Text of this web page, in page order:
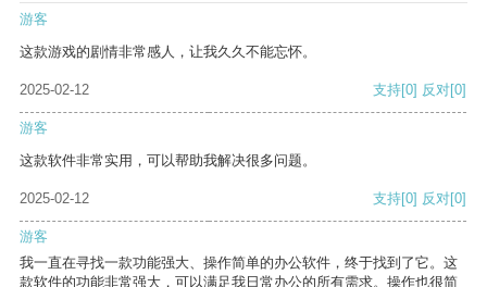
游客
这款游戏的剧情非常感人，让我久久不能忘怀。
2025-02-12 支持[0] 反对[0]
游客
这款软件非常实用，可以帮助我解决很多问题。
2025-02-12 支持[0] 反对[0]
游客
我一直在寻找一款功能强大、操作简单的办公软件，终于找到了它。这
款软件的功能非常强大，可以满足我日常办公的所有需求。操作也很简